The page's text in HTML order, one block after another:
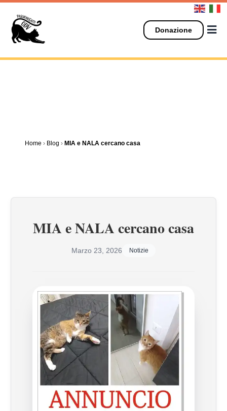
Salta
contenuto
Donazione
Home › Blog › MIA e NALA cercano casa
MIA e NALA cercano casa
Marzo 23, 2026 Notizie